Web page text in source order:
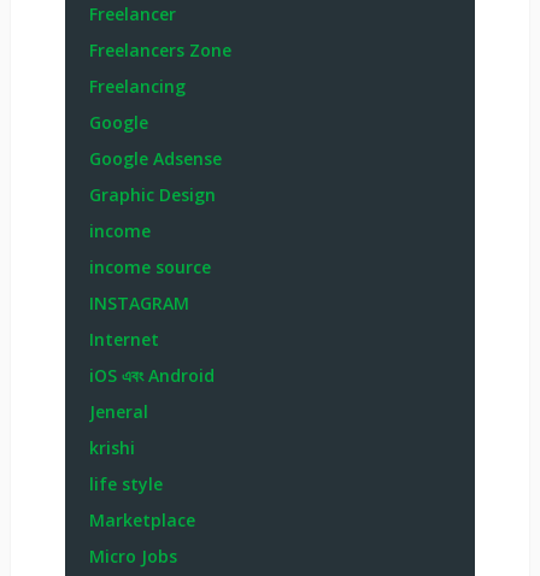
Freelancer
Freelancers Zone
Freelancing
Google
Google Adsense
Graphic Design
income
income source
INSTAGRAM
Internet
iOS এবং Android
Jeneral
krishi
life style
Marketplace
Micro Jobs